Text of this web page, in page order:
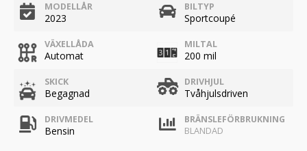
MODELLÅR
2023
BILTYP
Sportcoupé
VÄXELLÅDA
Automat
MILTAL
200 mil
SKICK
Begagnad
DRIVHJUL
Tvåhjulsdriven
DRIVMEDEL
Bensin
BRÄNSLEFÖRBRUKNING
BLANDAD